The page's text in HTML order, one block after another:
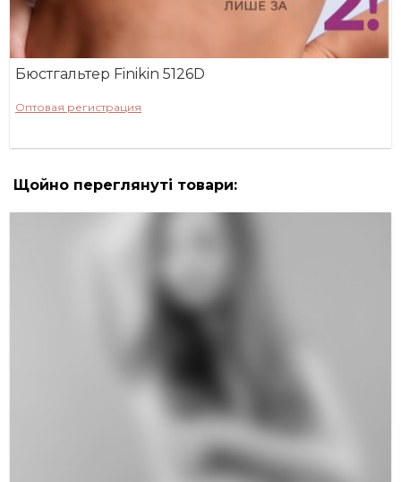
Бюстгальтер Finikin 5126D
Оптовая регистрация
Щойно переглянуті товари: